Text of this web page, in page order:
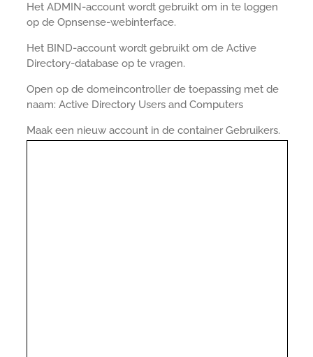
Het ADMIN-account wordt gebruikt om in te loggen
op de Opnsense-webinterface.
Het BIND-account wordt gebruikt om de Active
Directory-database op te vragen.
Open op de domeincontroller de toepassing met de
naam: Active Directory Users and Computers
Maak een nieuw account in de container Gebruikers.